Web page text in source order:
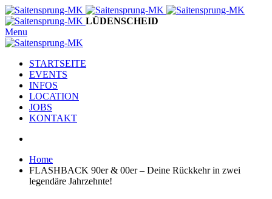
LÜDENSCHEID
Menu
STARTSEITE
EVENTS
INFOS
LOCATION
JOBS
KONTAKT
Home
FLASHBACK 90er & 00er – Deine Rückkehr in zwei
legendäre Jahrzehnte!